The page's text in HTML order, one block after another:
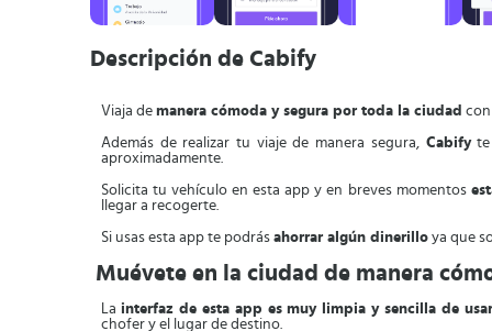
Descripción de Cabify
Viaja de manera cómoda y segura por toda la ciudad
Además de realizar tu viaje de manera segura, Cabifyte
aproximadamente.
Solicita tu vehículo en esta app y en breves momentos
llegar a recogerte.
Si usas esta app te podrás ahorrar algún dinerillo ya que
Muévete en la ciudad de manera
La interfaz de esta app es muy limpia y sencilla de usar
chofer y el lugar de destino.